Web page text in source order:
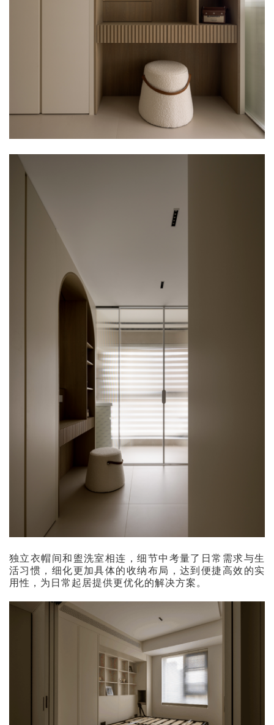
独立衣帽间和盥洗室相连，细节中考量了日常需求与生
活习惯，细化更加具体的收纳布局，达到便捷高效的实
用性，为日常起居提供更优化的解决方案。